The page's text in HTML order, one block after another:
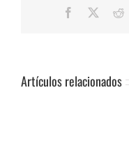
Facebook
Artículos relacionados